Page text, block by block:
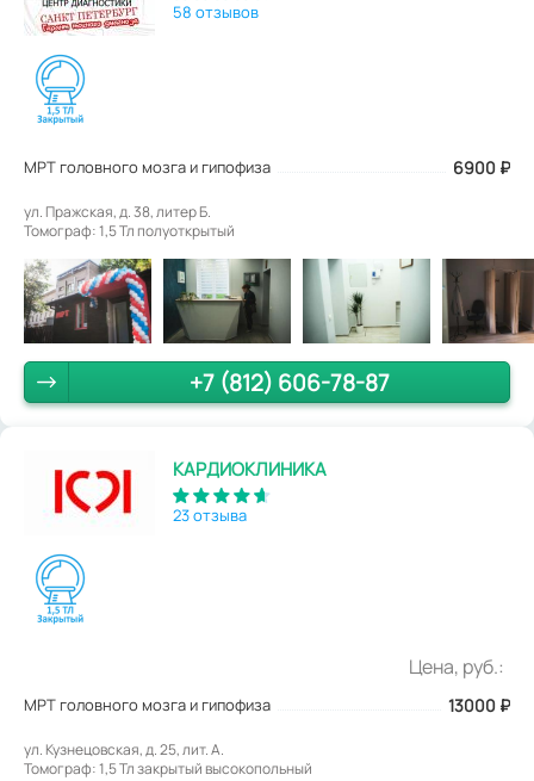
58 отзывов
МРТ головного мозга и гипофиза 6900 ₽
ул. Пражская, д. 38, литер Б.
Томограф: 1,5 Тл полуоткрытый
+7 (812) 606-78-87
КАРДИОКЛИНИКА
23 отзыва
Цена, руб.:
МРТ головного мозга и гипофиза 13000 ₽
ул. Кузнецовская, д. 25, лит. А.
Томограф: 1,5 Тл закрытый высокопольный